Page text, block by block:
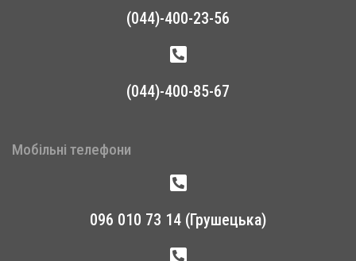
(044)-400-23-56
(044)-400-85-67
Мобільні телефони
096 010 73 14 (Грушецька)